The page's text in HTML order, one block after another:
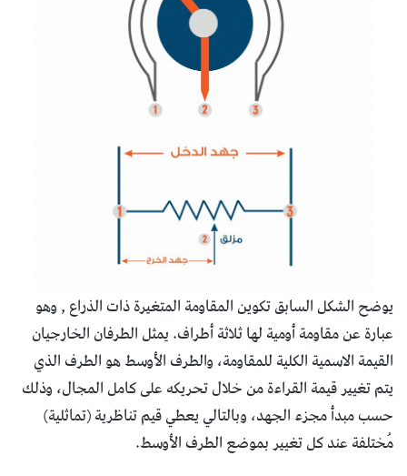
يوضح الشكل السابق تكوين المقاومة المتغيرة ذات الذراع , وهو
عبارة عن مقاومة أومية لها ثلاثة أطراف. يمثل الطرفان الخارجيان
القيمة الاسمية الكلية للمقاومة، والطرف الأوسط هو الطرف الذي
يتم تغيير قيمة القراءة من خلال تحريكه على كامل المجال، وذلك
حسب مبدأ مجزء الجهد، وبالتالي يعطي قيم تناظرية (تماثلية)
مُختلفة عند كل تغيير بموضع الطرف الأوسط.